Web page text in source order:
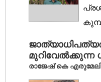
മുറിവേൽക്കുന്ന
രാജേഷ് കെ എരുമേലി